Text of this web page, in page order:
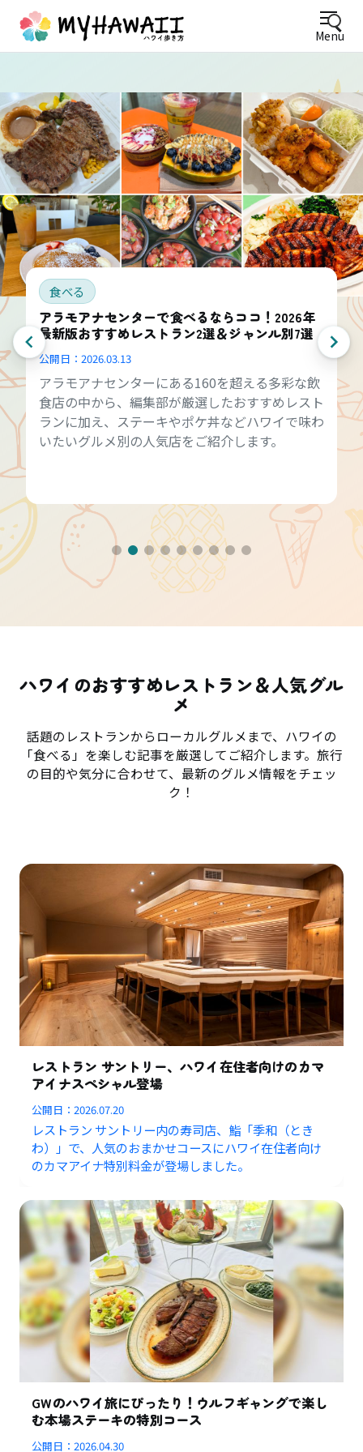
Menu
食べる
アラモアナセンターで食べるならココ！2026年
最新版おすすめレストラン2選＆ジャンル別7選
公開日： 2026.03.13
アラモアナセンターにある160を超える多彩な飲
食店の中から、編集部が厳選したおすすめレスト
ランに加え、ステーキやポケ丼などハワイで味わ
いたいグルメ別の人気店をご紹介します。
ハワイのおすすめレストラン＆人気グル
メ
話題のレストランからローカルグルメまで、ハワイの
「食べる」を楽しむ記事を厳選してご紹介します。旅行
の目的や気分に合わせて、最新のグルメ情報をチェッ
ク！
レストラン サントリー、ハワイ在住者向けのカマ
アイナスペシャル登場
公開日：2026.07.20
レストラン サントリー内の寿司店、鮨「季和（とき
わ）」で、人気のおまかせコースにハワイ在住者向け
のカマアイナ特別料金が登場しました。
GWのハワイ旅にぴったり！ウルフギャングで楽し
む本場ステーキの特別コース
公開日：2026.04.30